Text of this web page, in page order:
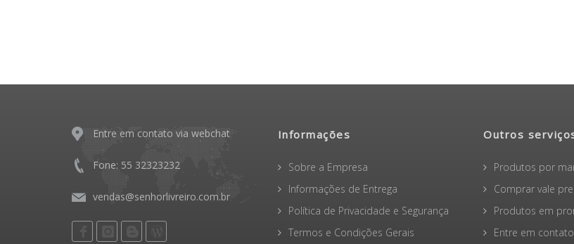
Entre em contato via webchat
Fone: 55 32323232
vendas@senhorlivreiro.com.br
Informações
Sobre a Empresa
Informações de Entrega
Política de Privacidade e Segurança
Termos e Condições Gerais
Outros
Produtos por
Comprar vale
Produtos em
Entre em contato